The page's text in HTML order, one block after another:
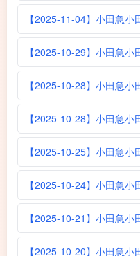
【2025-11-04】小田急小
【2025-10-29】小田急小
【2025-10-28】小田急小
【2025-10-28】小田急小
【2025-10-25】小田急小
【2025-10-24】小田急小
【2025-10-21】小田急小
【2025-10-20】小田急小